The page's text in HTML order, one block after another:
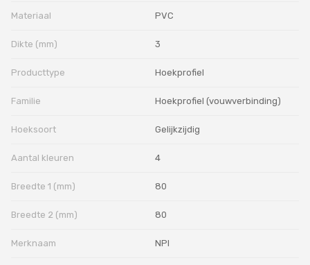
Materiaal PVC
Dikte (mm) 3
Producttype Hoekprofiel
Familie Hoekprofiel (vouwverbinding)
Hoeksoort Gelijkzijdig
Aantal kleuren 4
Breedte 1 (mm) 80
Breedte 2 (mm) 80
Merknaam NPI